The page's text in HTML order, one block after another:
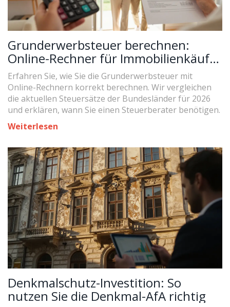
Grunderwerbsteuer berechnen:
Online-Rechner für Immobilienkäufer
nutzen
Erfahren Sie, wie Sie die Grunderwerbsteuer mit
Online-Rechnern korrekt berechnen. Wir vergleichen
die aktuellen Steuersätze der Bundesländer für 2026
und erklären, wann Sie einen Steuerberater benötigen.
Weiterlesen
Denkmalschutz-Investition: So
nutzen Sie die Denkmal-AfA richtig